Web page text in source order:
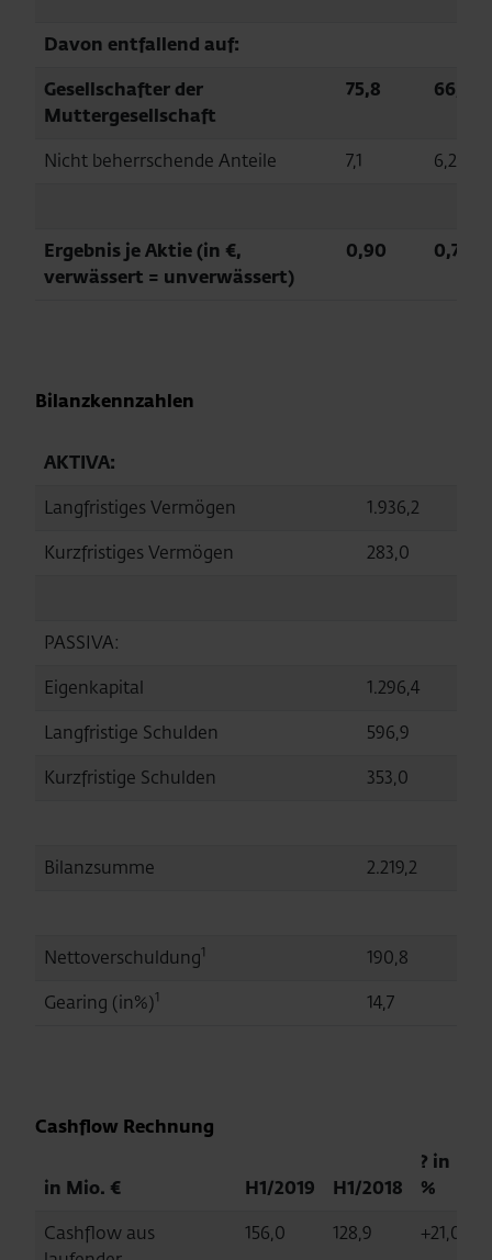
Davon entfallend auf:
Gesellschafter der
Muttergesellschaft
75,8 66,1
Nicht beherrschende Anteile 7,1 6,2
Ergebnis je Aktie (in €,
verwässert = unverwässert)
0,90 0,79
Bilanzkennzahlen
AKTIVA:
Langfristiges Vermögen
1.936,2
Kurzfristiges Vermögen
283,0
PASSIVA:
Eigenkapital
1.296,4
Langfristige Schulden
596,9
Kurzfristige Schulden
353,0
Bilanzsumme 2.219,2
Nettoverschuldung1 190,8
Gearing (in%)1 14,7
Cashflow Rechnung
in Mio. € H1/2019 H1/2018
? in
%
Cashflow aus
156,0 128,9 +21,0